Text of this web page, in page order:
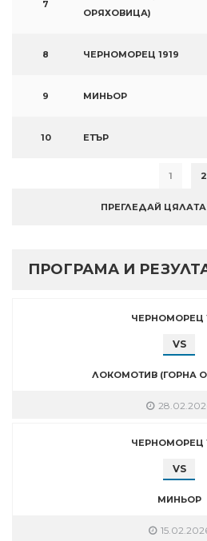
7
ОРЯХОВИЦА)
8 ЧЕРНОМОРЕЦ 1919
9 МИНЬОР
10 ЕТЪР
1 2
ПРЕГЛЕДАЙ
ПРОГРАМА И
ЧЕРНОМОРЕЦ
VS
ЛОКОМОТИВ (ГОРНА
ЧЕРНОМОРЕЦ
VS
МИНЬОР